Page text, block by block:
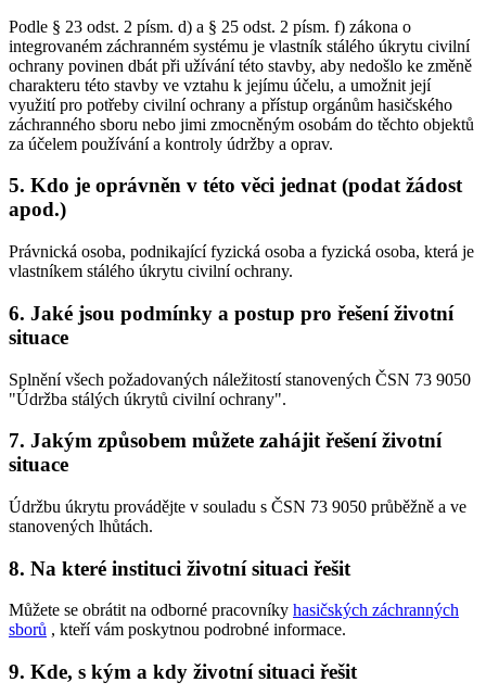
Podle § 23 odst. 2 písm. d) a § 25 odst. 2 písm. f) zákona o
integrovaném záchranném systému je vlastník stálého úkrytu civilní
ochrany povinen dbát při užívání této stavby, aby nedošlo ke změně
charakteru této stavby ve vztahu k jejímu účelu, a umožnit její
využití pro potřeby civilní ochrany a přístup orgánům hasičského
záchranného sboru nebo jimi zmocněným osobám do těchto objektů
za účelem používání a kontroly údržby a oprav.
5. Kdo je oprávněn v této věci jednat (podat žádost
apod.)
Právnická osoba, podnikající fyzická osoba a fyzická osoba, která je
vlastníkem stálého úkrytu civilní ochrany.
6. Jaké jsou podmínky a postup pro řešení životní
situace
Splnění všech požadovaných náležitostí stanovených ČSN 73 9050
"Údržba stálých úkrytů civilní ochrany".
7. Jakým způsobem můžete zahájit řešení životní
situace
Údržbu úkrytu provádějte v souladu s ČSN 73 9050 průběžně a ve
stanovených lhůtách.
8. Na které instituci životní situaci řešit
Můžete se obrátit na odborné pracovníky hasičských záchranných
sborů , kteří vám poskytnou podrobné informace.
9. Kde, s kým a kdy životní situaci řešit